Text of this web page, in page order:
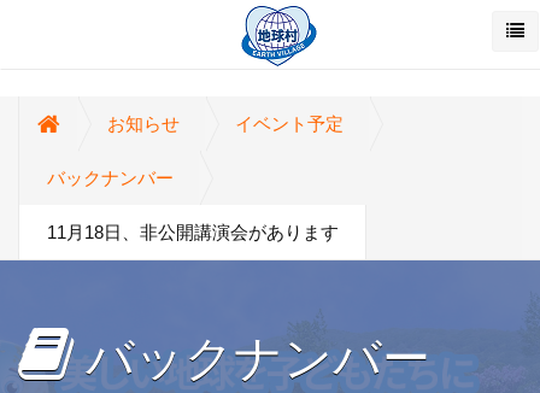
お知らせ イベント予定
バックナンバー
11月18日、非公開講演会があります
バックナンバー